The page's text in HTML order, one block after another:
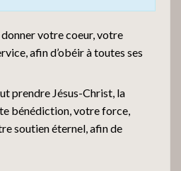
votre coeur, votre
afin d’obéir à toutes ses
prendre Jésus-Christ, la
bénédiction, votre force,
soutien éternel, afin de